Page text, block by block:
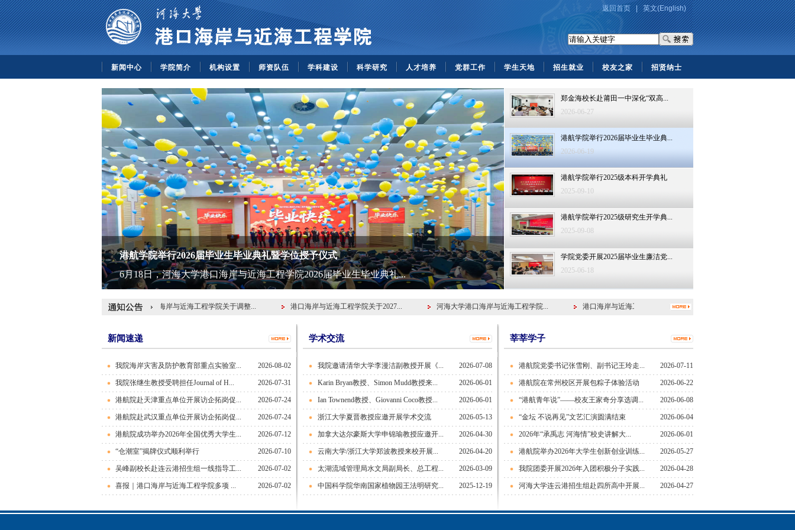
返回首页 | 英文(English)
新闻中心 学院简介 机构设置 师资队伍 学科建设 科学研究 人才培养 党群工作 学生天地 招生就业 校友之家 招贤纳士
港航学院举行2026届毕业生毕业典礼暨学位授予仪式
6月18日，河海大学港口海岸与近海工程学院2026届毕业生毕业典礼...
郑金海校长赴莆田一中深化“双高...
2026-06-27
港航学院举行2026届毕业生毕业典...
2026-06-19
港航学院举行2025级本科开学典礼
2025-09-10
港航学院举行2025级研究生开学典...
2025-09-08
学院党委开展2025届毕业生廉洁党...
2025-06-18
港口海岸与近海工程学院关于调整... 港口海岸与近海工程学院关于2027... 河海大学港口海岸与近海工程学院... 港口海岸与近海工程学院 2026 年...
新闻速递
我院海岸灾害及防护教育部重点实验室... 2026-08-02
我院张继生教授受聘担任Journal of H... 2026-07-31
港航院赴天津重点单位开展访企拓岗促... 2026-07-24
港航院赴武汉重点单位开展访企拓岗促... 2026-07-24
港航院成功举办2026年全国优秀大学生... 2026-07-12
“仓潮室”揭牌仪式顺利举行 2026-07-10
吴峰副校长赴连云港招生组一线指导工... 2026-07-02
喜报｜港口海岸与近海工程学院多项 ... 2026-07-02
学术交流
我院邀请清华大学李漫洁副教授开展《... 2026-07-08
Karin Bryan教授、Simon Mudd教授来... 2026-06-01
Ian Townend教授、Giovanni Coco教授... 2026-06-01
浙江大学夏晋教授应邀开展学术交流 2026-05-13
加拿大达尔豪斯大学申锦瑜教授应邀开... 2026-04-30
云南大学/浙江大学郑波教授来校开展... 2026-04-20
太湖流域管理局水文局副局长、总工程... 2026-03-09
中国科学院华南国家植物园王法明研究... 2025-12-19
莘莘学子
港航院党委书记张雪刚、副书记王玲走... 2026-07-11
港航院在常州校区开展包粽子体验活动 2026-06-22
“港航青年说”——校友王家奇分享选调... 2026-06-08
“金坛 不说再见”文艺汇演圆满结束 2026-06-04
2026年“承禹志 河海情”校史讲解大... 2026-06-01
港航院举办2026年大学生创新创业训练... 2026-05-27
我院团委开展2026年入团积极分子实践... 2026-04-28
河海大学连云港招生组赴四所高中开展... 2026-04-27